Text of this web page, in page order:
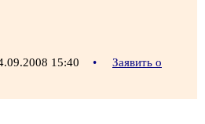
15:40 •
Заявить о